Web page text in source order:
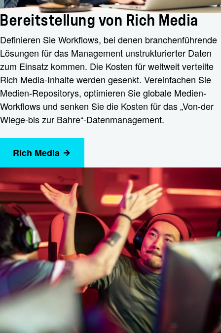
Bereitstellung von Rich Media
Definieren Sie Workflows, bei denen branchenführende
Lösungen für das Management unstrukturierter Daten
zum Einsatz kommen. Die Kosten für weltweit verteilte
Rich Media-Inhalte werden gesenkt. Vereinfachen Sie
Medien-Repositorys, optimieren Sie globale Medien-
Workflows und senken Sie die Kosten für das „Von-der
Wiege-bis zur Bahre“-Datenmanagement.
Rich Media